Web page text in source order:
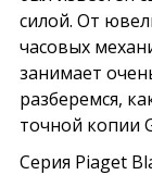
силой. От
часовых
занимает
разберемся,
точной копии
Серия Piaget